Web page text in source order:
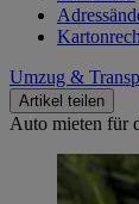
Umzug &
Artikel teilen
Auto mieten für